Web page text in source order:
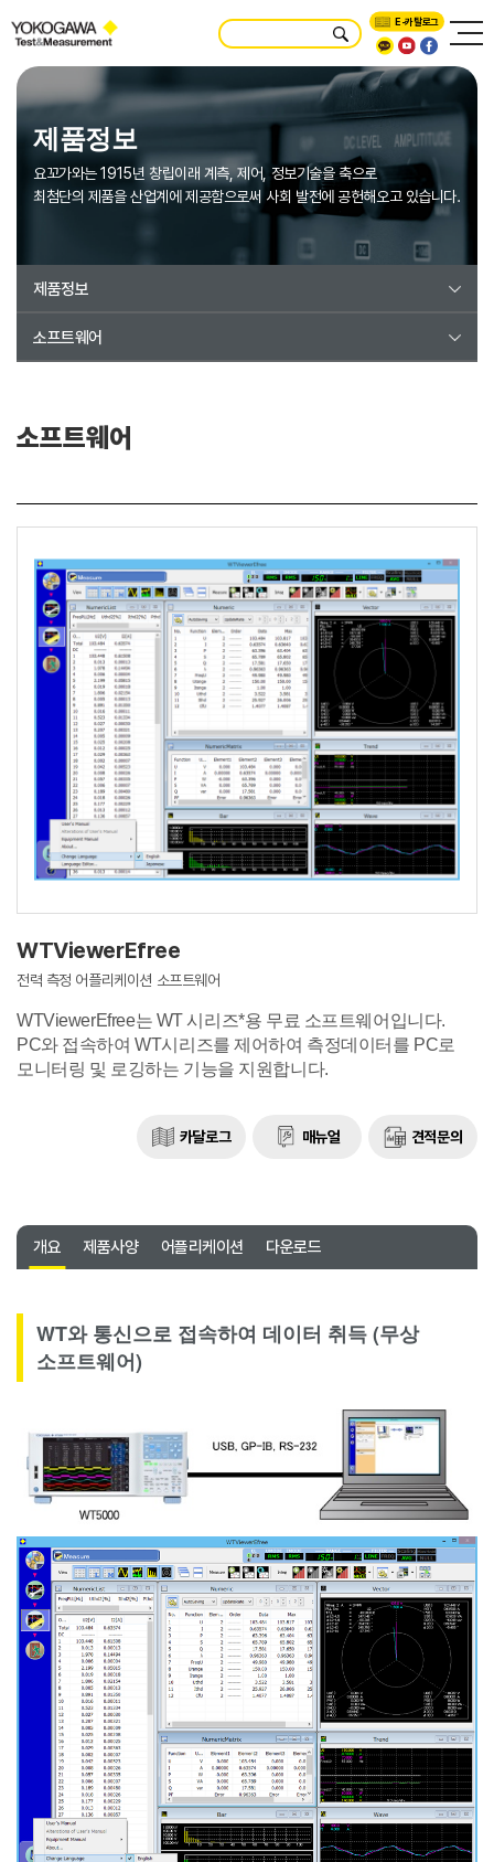
E-카탈로그
제품정보
요꼬가와는 1915년 창립이래 계측, 제어, 정보기술을 축으로
최첨단의 제품을 산업계에 제공함으로써 사회 발전에 공헌해오고 있습니다.
제품정보
소프트웨어
소프트웨어
WTViewerEfree
전력 측정 어플리케이션 소프트웨어
WTViewerEfree는 WT 시리즈*용 무료 소프트웨어입니다.
PC와 접속하여 WT시리즈를 제어하여 측정데이터를 PC로
모니터링 및 로깅하는 기능을 지원합니다.
카달로그 매뉴얼 견적문의
개요 제품사양 어플리케이션 다운로드
WT와 통신으로 접속하여 데이터 취득 (무상
소프트웨어)